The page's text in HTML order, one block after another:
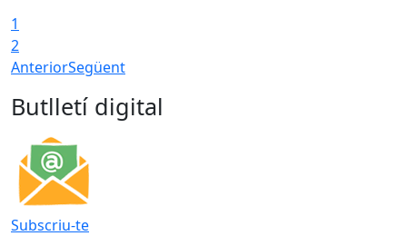
1
2
AnteriorSegüent
Butlletí digital
Subscriu-te